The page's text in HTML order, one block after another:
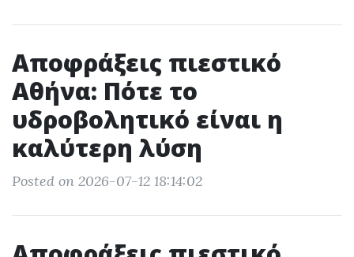
Αποφράξεις πιεστικό
Αθήνα: Πότε το
υδροβολητικό είναι η
καλύτερη λύση
Posted on 2026-07-12 18:14:02